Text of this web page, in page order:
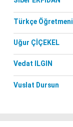
Türkçe Öğretmeni
Uğur ÇİÇEKEL
Vedat ILGIN
Vuslat Dursun